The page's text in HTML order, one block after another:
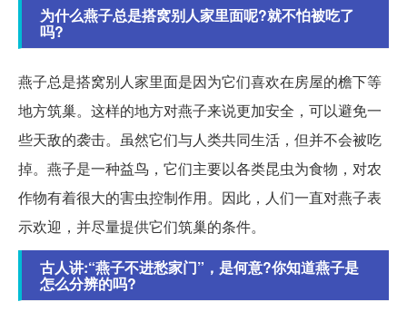
为什么燕子总是搭窝别人家里面呢?就不怕被吃了
吗?
燕子总是搭窝别人家里面是因为它们喜欢在房屋的檐下等
地方筑巢。这样的地方对燕子来说更加安全，可以避免一
些天敌的袭击。虽然它们与人类共同生活，但并不会被吃
掉。燕子是一种益鸟，它们主要以各类昆虫为食物，对农
作物有着很大的害虫控制作用。因此，人们一直对燕子表
示欢迎，并尽量提供它们筑巢的条件。
古人讲:“燕子不进愁家门”，是何意?你知道燕子是
怎么分辨的吗?